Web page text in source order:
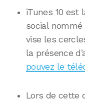
iTunes 10 est
social
vise les
la présence
pouvez le
Lors de cette